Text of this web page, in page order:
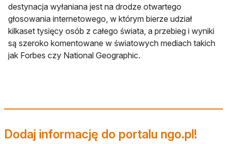
destynacja wyłaniana jest na drodze otwartego
głosowania internetowego, w którym bierze udział
kilkaset tysięcy osób z całego świata, a przebieg i wyniki
są szeroko komentowane w światowych mediach takich
jak Forbes czy National Geographic.
Dodaj informację do portalu ngo.pl!